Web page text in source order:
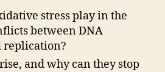
stress play in the
between DNA
and why can they stop